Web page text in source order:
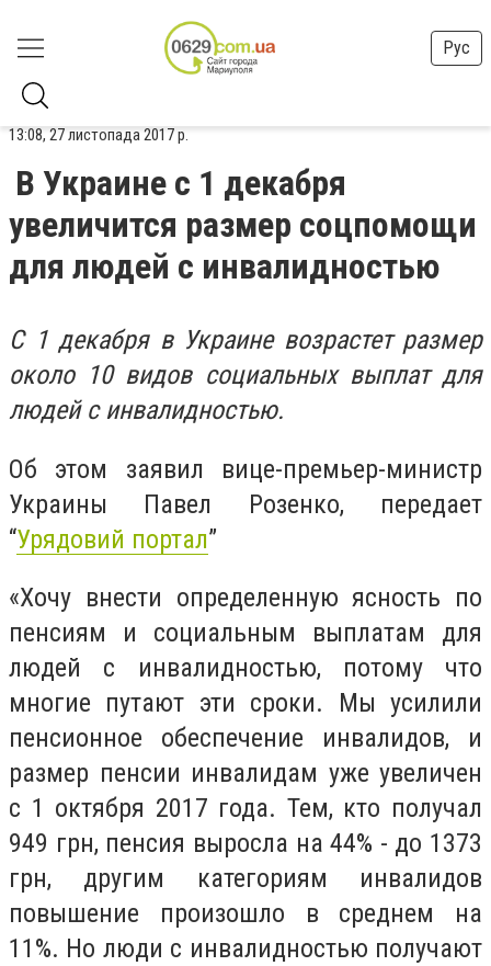
Рус
13:08, 27 листопада 2017 р.
В Украине с 1 декабря
увеличится размер соцпомощи
для людей с инвалидностью
С 1 декабря в Украине возрастет размер
около 10 видов социальных выплат для
людей с инвалидностью.
Об этом заявил вице-премьер-министр
Украины Павел Розенко, передает
“Урядовий портал”
«Хочу внести определенную ясность по
пенсиям и социальным выплатам для
людей с инвалидностью, потому что
многие путают эти сроки. Мы усилили
пенсионное обеспечение инвалидов, и
размер пенсии инвалидам уже увеличен
с 1 октября 2017 года. Тем, кто получал
949 грн, пенсия выросла на 44% - до 1373
грн, другим категориям инвалидов
повышение произошло в среднем на
11%. Но люди с инвалидностью получают